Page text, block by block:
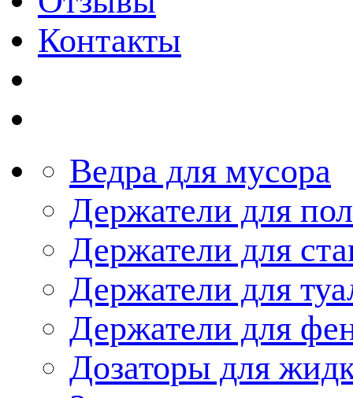
Контакты
Ведра для мусора
Держатели для
Держатели для
Держатели для
Держатели для
Дозаторы для